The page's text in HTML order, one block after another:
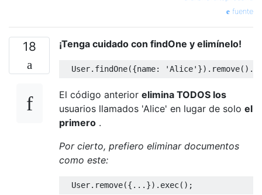
fuente
18 ¡Tenga cuidado con findOne y elimínelo!
User. findOne({name: 'Alice' }). remove().
El código anterior elimina TODOS los
usuarios llamados 'Alice' en lugar de solo el
primero .
Por cierto, prefiero eliminar documentos
como este:
User. remove({...}). exec();